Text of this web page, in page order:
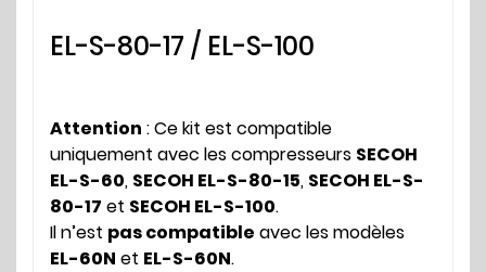
EL-S-80-17 / EL-S-100
Attention : Ce kit est compatible
uniquement avec les compresseurs SECOH
EL-S-60, SECOH EL-S-80-15, SECOH EL-S-
80-17 et SECOH EL-S-100.
Il n’est pas compatible avec les modèles
EL-60N et EL-S-60N.